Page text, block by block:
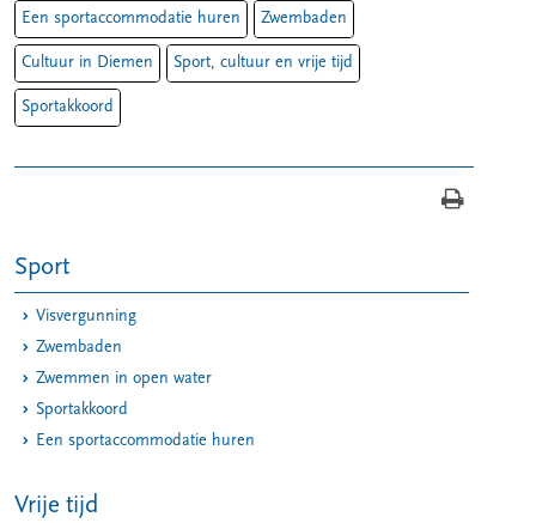
Een sportaccommodatie huren Zwembaden
Cultuur in Diemen Sport, cultuur en vrije tijd
Sportakkoord
Sport
Visvergunning
Zwembaden
Zwemmen in open water
Sportakkoord
Een sportaccommodatie huren
Vrije tijd